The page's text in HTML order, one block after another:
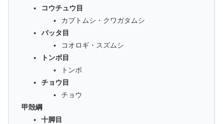
コウチュウ目
カブトムシ・クワガタムシ
バッタ目
コオロギ・スズムシ
トンボ目
トンボ
チョウ目
チョウ
甲殻綱
十脚目